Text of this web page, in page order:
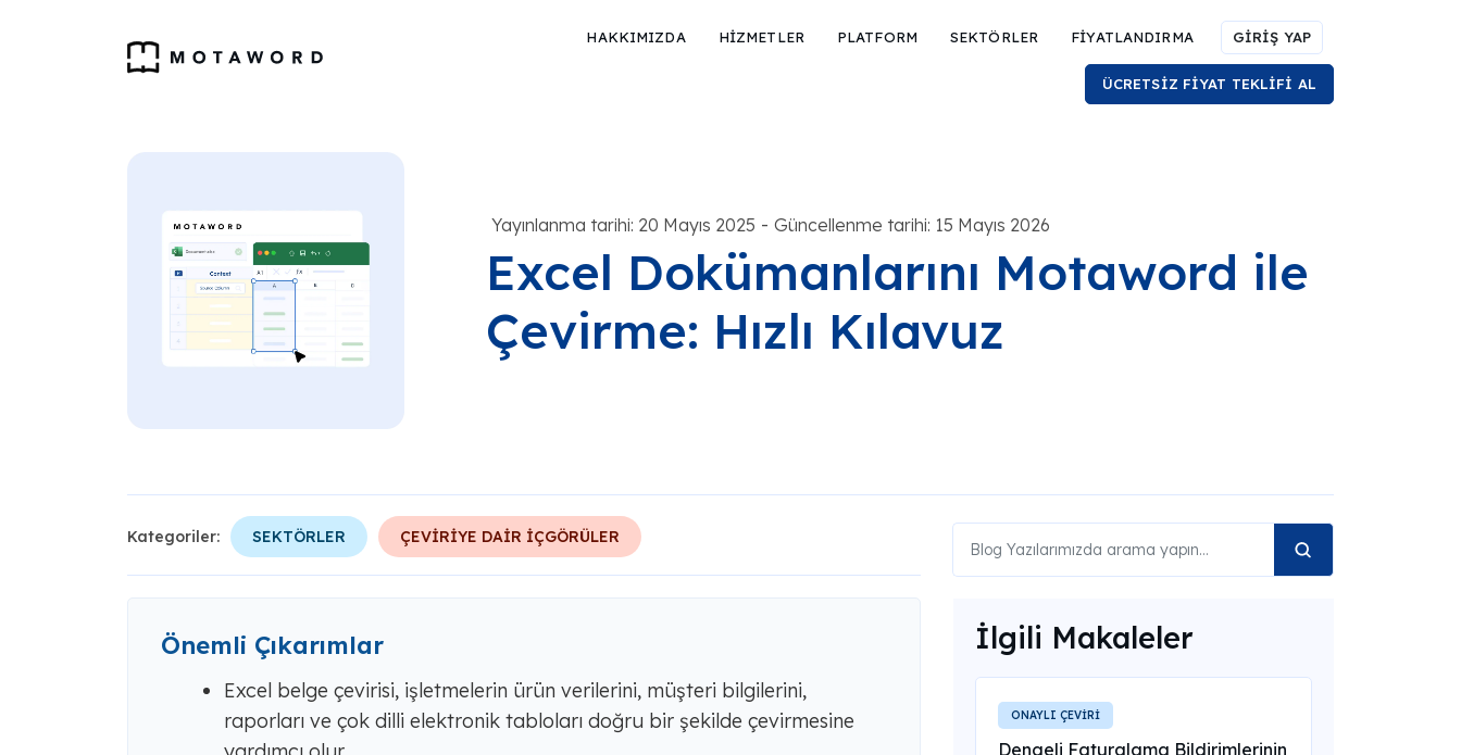
HAKKIMIZDA HİZMETLER PLATFORM SEKTÖRLER FİYATLANDIRMA GİRİŞ YAP
ÜCRETSİZ FİYAT TEKLİFİ AL
Yayınlanma tarihi: 20 Mayıs 2025 - Güncellenme tarihi: 15 Mayıs 2026
Excel Dokümanlarını Motaword ile
Çevirme: Hızlı Kılavuz
Kategoriler: SEKTÖRLER ÇEVİRİYE DAİR İÇGÖRÜLER
Önemli Çıkarımlar
Excel belge çevirisi, işletmelerin ürün verilerini, müşteri bilgilerini,
raporları ve çok dilli elektronik tabloları doğru bir şekilde çevirmesine
İlgili Makaleler
ONAYLI ÇEVİRİ
Dengeli Faturalama Bildirimlerinin